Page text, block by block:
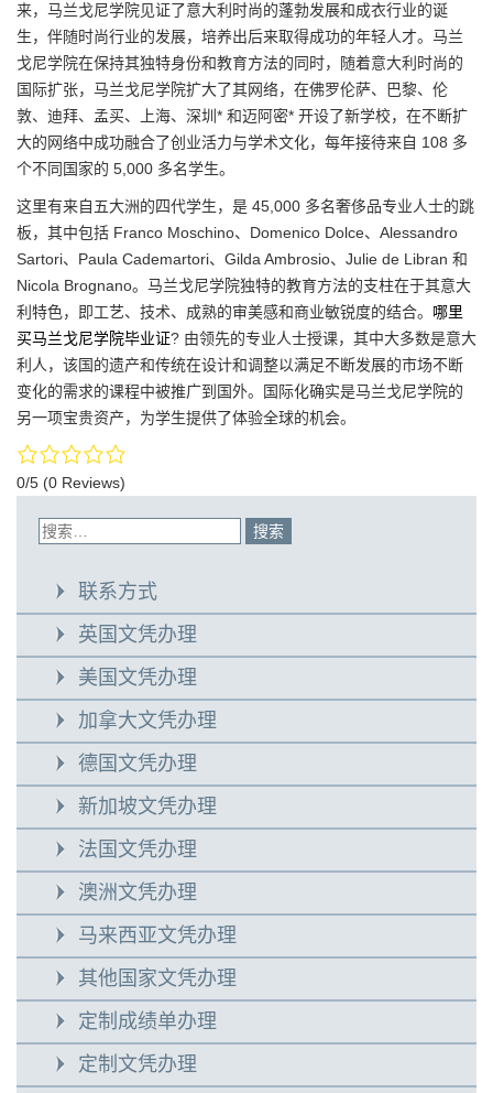
来，马兰戈尼学院见证了意大利时尚的蓬勃发展和成衣行业的诞
生，伴随时尚行业的发展，培养出后来取得成功的年轻人才。马兰
戈尼学院在保持其独特身份和教育方法的同时，随着意大利时尚的
国际扩张，马兰戈尼学院扩大了其网络，在佛罗伦萨、巴黎、伦
敦、迪拜、孟买、上海、深圳* 和迈阿密* 开设了新学校，在不断扩
大的网络中成功融合了创业活力与学术文化，每年接待来自 108 多
个不同国家的 5,000 多名学生。
这里有来自五大洲的四代学生，是 45,000 多名奢侈品专业人士的跳
板，其中包括 Franco Moschino、Domenico Dolce、Alessandro
Sartori、Paula Cademartori、Gilda Ambrosio、Julie de Libran 和
Nicola Brognano。马兰戈尼学院独特的教育方法的支柱在于其意大
利特色，即工艺、技术、成熟的审美感和商业敏锐度的结合。 哪里
买马兰戈尼学院毕业证? 由领先的专业人士授课，其中大多数是意大
利人，该国的遗产和传统在设计和调整以满足不断发展的市场不断
变化的需求的课程中被推广到国外。国际化确实是马兰戈尼学院的
另一项宝贵资产，为学生提供了体验全球的机会。
0/5 (0 Reviews)
联系方式
英国文凭办理
美国文凭办理
加拿大文凭办理
德国文凭办理
新加坡文凭办理
法国文凭办理
澳洲文凭办理
马来西亚文凭办理
其他国家文凭办理
定制成绩单办理
定制文凭办理